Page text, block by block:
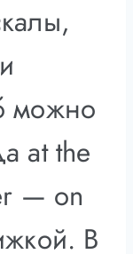
можно
at the
— on
В